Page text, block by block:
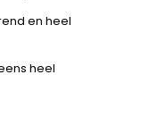
en heel
heel